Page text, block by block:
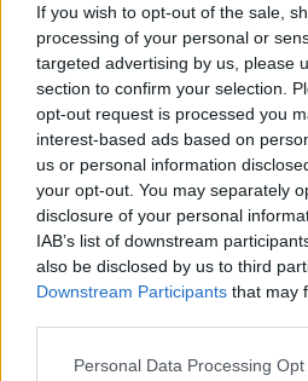
If you wish to opt-out of the sale,
processing of your personal or
targeted advertising by us, please
section to confirm your selection.
opt-out request is processed you
interest-based ads based on
us or personal information
your opt-out. You may separately
disclosure of your personal
IAB’s list of downstream
also be disclosed by us to third
Downstream Participants that may
Please note that this website/app
Personal Data Processing
08. 01.
EGYRE TÖBB FIATALNÁL
VITAMINHIÁNY – ILYEN JELEKRE
Erre figyelj!
07. 31.
NEM A CITROMSAV, AZ
SZÓDABIKARBÓNA A
SZÁLLODÁKBAN A VÍZKŐ ELLEN
Ez a szer tényleg eltünteti a
07. 31.
HAGYD A SÓT: EGY